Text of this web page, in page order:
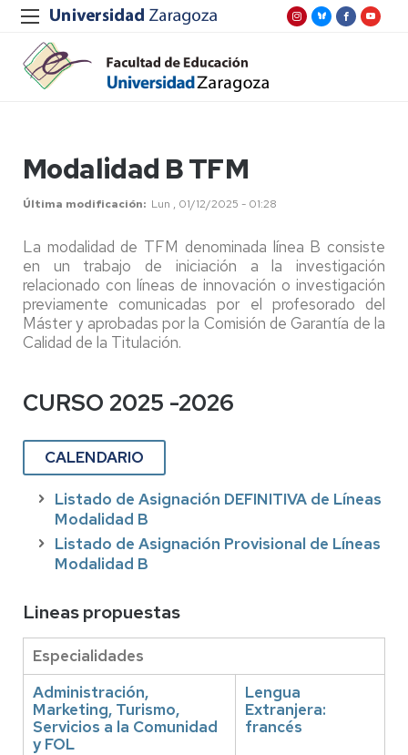
Modalidad B TFM
Última modificación Lun , 01/12/2025 - 01:28
La modalidad de TFM denominada línea B consiste
en un trabajo de iniciación a la investigación
relacionado con líneas de innovación o investigación
previamente comunicadas por el profesorado del
Máster y aprobadas por la Comisión de Garantía de la
Calidad de la Titulación.
CURSO 2025 -2026
CALENDARIO
Listado de Asignación DEFINITIVA de Líneas
Modalidad B
Listado de Asignación Provisional de Líneas
Modalidad B
Lineas propuestas
Especialidades
Administración,
Marketing, Turismo,
Servicios a la Comunidad
y FOL
Lengua
Extranjera:
francés